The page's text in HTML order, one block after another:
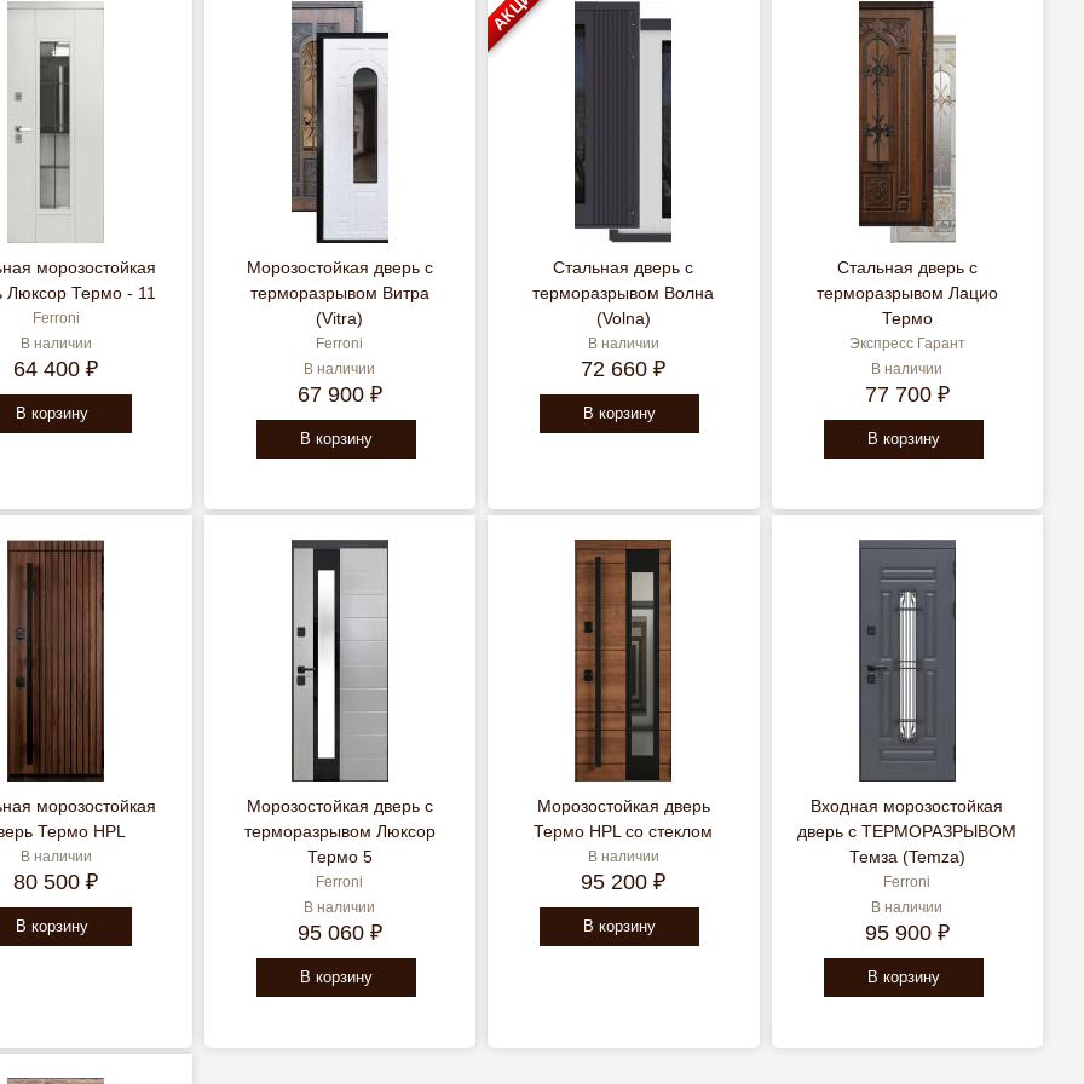
морозостойкая
Люксор Термо - 11
Ferroni
В наличии
64 400 ₽
В корзину
Морозостойкая дверь с
терморазрывом Витра
(Vitra)
Ferroni
В наличии
67 900 ₽
В корзину
Стальная дверь с
терморазрывом Волна
(Volna)
В наличии
72 660 ₽
В корзину
Стальная дверь с
терморазрывом Лацио
Термо
Экспресс Гарант
В наличии
77 700 ₽
В корзину
морозостойкая
Термо HPL
В наличии
80 500 ₽
В корзину
Морозостойкая дверь с
терморазрывом Люксор
Термо 5
Ferroni
В наличии
95 060 ₽
В корзину
Морозостойкая дверь
Термо HPL со стеклом
В наличии
95 200 ₽
В корзину
Входная морозостойкая
дверь c ТЕРМОРАЗРЫВОМ
Темза (Temza)
Ferroni
В наличии
95 900 ₽
В корзину